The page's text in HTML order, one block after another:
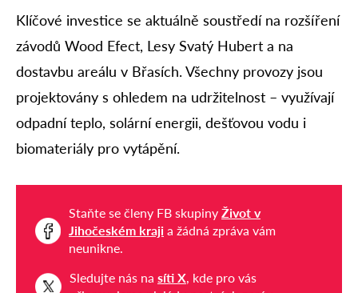
Klíčové investice se aktuálně soustředí na rozšíření
závodů Wood Efect, Lesy Svatý Hubert a na
dostavbu areálu v Břasích. Všechny provozy jsou
projektovány s ohledem na udržitelnost – využívají
odpadní teplo, solární energii, dešťovou vodu i
biomateriály pro vytápění.
Staňte se členy FB skupiny Život v
Jihočeském kraji a žádná zpráva vám
neunikne.
Sledujte nás na síti X, kde pro vás